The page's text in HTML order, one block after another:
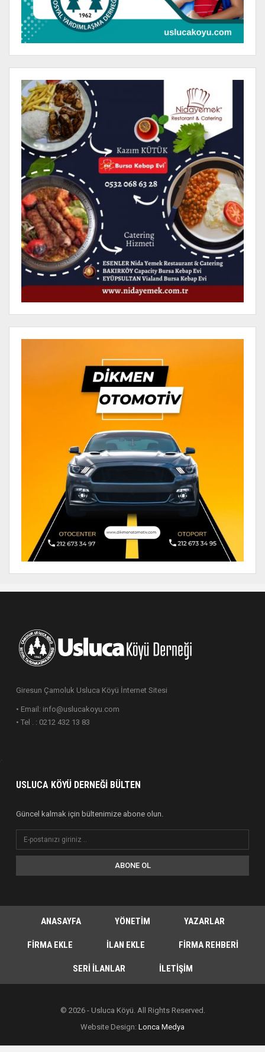
Giresun Çamoluk Usluca Köyü İnternet Sitesi
• Email: info@uslucakoyu.com
• Tel . : 0212 432 13 83
USLUCA KÖYÜ DERNEĞI BÜLTEN
Güncel kalmak için bültenimize abone olun.
ABONE OL
ANASAYFA YÖNETIM YAZARLAR
FIRMA EKLE İLAN EKLE FIRMA REHBERI
SERI İLANLAR İLETIŞIM
© 2026 - Usluca Köyü. All Rights Reserved.
Website Design: Lonca Medya